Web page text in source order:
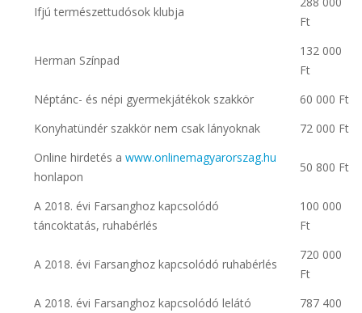
Ifjú természettudósok klubja
Ft
Herman Színpad
132 000
Ft
Néptánc- és népi gyermekjátékok szakkör
60 000 Ft
Konyhatündér szakkör nem csak lányoknak
72 000 Ft
Online hirdetés a www.onlinemagyarorszag.hu
honlapon
50 800 Ft
A 2018. évi Farsanghoz kapcsolódó
táncoktatás, ruhabérlés
100 000
Ft
A 2018. évi Farsanghoz kapcsolódó ruhabérlés
720 000
Ft
A 2018. évi Farsanghoz kapcsolódó lelátó
787 400